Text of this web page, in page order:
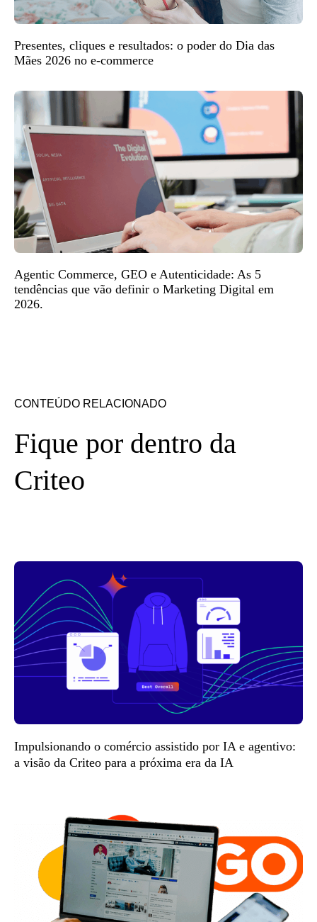
Presentes, cliques e resultados: o poder do Dia das
Mães 2026 no e-commerce
Agentic Commerce, GEO e Autenticidade: As 5
tendências que vão definir o Marketing Digital em
2026.
CONTEÚDO RELACIONADO
Fique por dentro da
Criteo
Impulsionando o comércio assistido por IA e agentivo:
a visão da Criteo para a próxima era da IA